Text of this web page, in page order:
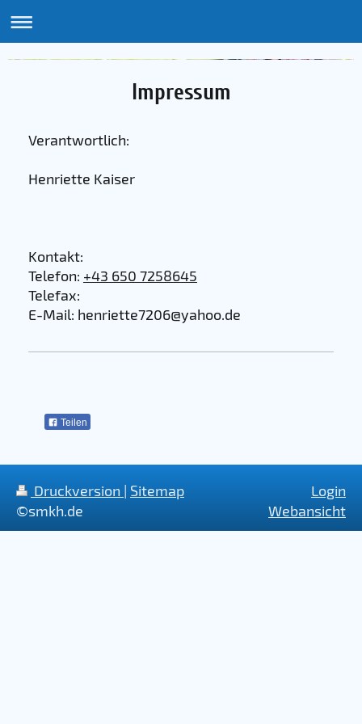
Impressum
Verantwortlich:
Henriette Kaiser
Kontakt:
Telefon: +43 650 7258645
Telefax:
E-Mail: henriette7206@yahoo.de
Teilen
Druckversion | Sitemap
©smkh.de
Login
Webansicht